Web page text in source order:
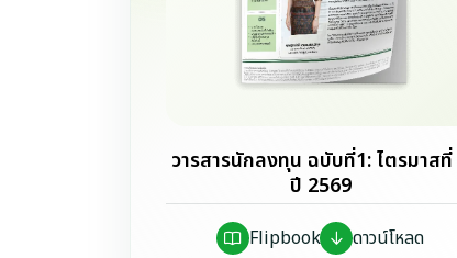
วารสารนักลงทุน ฉบับที่1: ไตรมาสที่
ปี 2569
Flipbook ดาวน์โหลด